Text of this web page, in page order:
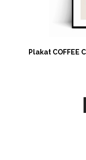
Plakat COFFEE